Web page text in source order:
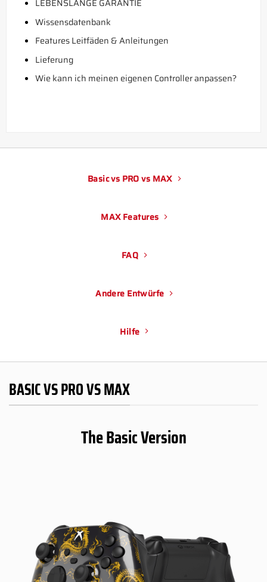
LEBENSLANGE GARANTIE
Wissensdatenbank
Features Leitfäden & Anleitungen
Lieferung
Wie kann ich meinen eigenen Controller anpassen?
Basic vs PRO vs MAX
MAX Features
FAQ
Andere Entwürfe
Hilfe
BASIC VS PRO VS MAX
The Basic Version